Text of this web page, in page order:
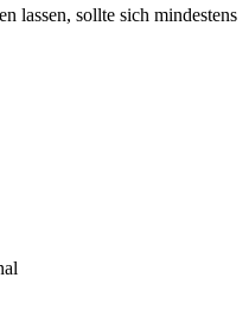
lassen, sollte sich mindestens